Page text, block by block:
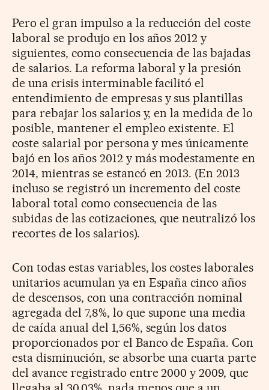
Pero el gran impulso a la reducción del coste
laboral se produjo en los años 2012 y
siguientes, como consecuencia de las bajadas
de salarios. La reforma laboral y la presión
de una crisis interminable facilitó el
entendimiento de empresas y sus plantillas
para rebajar los salarios y, en la medida de lo
posible, mantener el empleo existente. El
coste salarial por persona y mes únicamente
bajó en los años 2012 y más modestamente en
2014, mientras se estancó en 2013. (En 2013
incluso se registró un incremento del coste
laboral total como consecuencia de las
subidas de las cotizaciones, que neutralizó los
recortes de los salarios).
Con todas estas variables, los costes laborales
unitarios acumulan ya en España cinco años
de descensos, con una contracción nominal
agregada del 7,8%, lo que supone una media
de caída anual del 1,56%, según los datos
proporcionados por el Banco de España. Con
esta disminución, se absorbe una cuarta parte
del avance registrado entre 2000 y 2009, que